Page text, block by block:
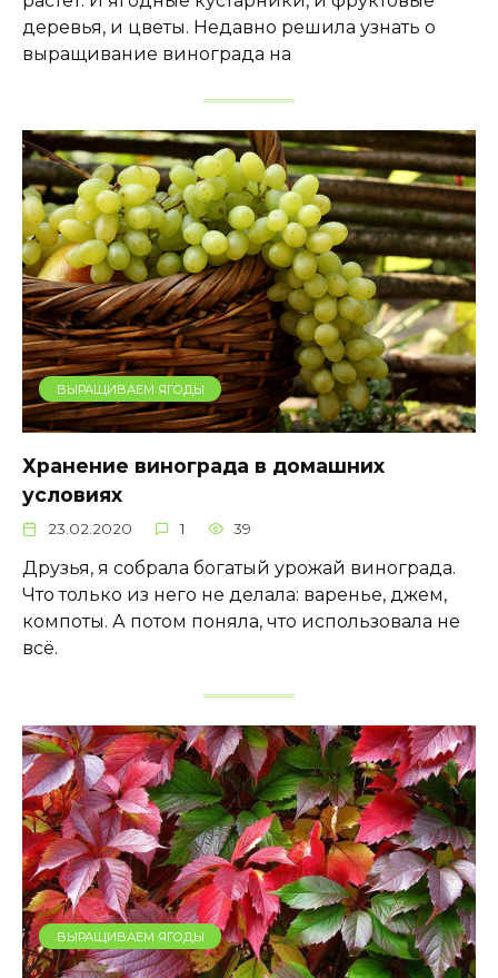
деревья, и цветы. Недавно решила узнать о
выращивание винограда на
ВЫРАЩИВАЕМ ЯГОДЫ
Хранение винограда в домашних
условиях
23.02.2020 1 39
Друзья, я собрала богатый урожай винограда.
Что только из него не делала: варенье, джем,
компоты. А потом поняла, что использовала не
всё.
ВЫРАЩИВАЕМ ЯГОДЫ